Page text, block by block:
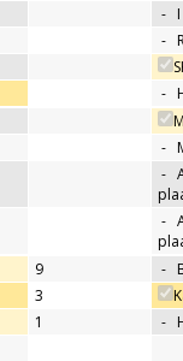
- I
-
-
-
-
-
9 -
3
1 -